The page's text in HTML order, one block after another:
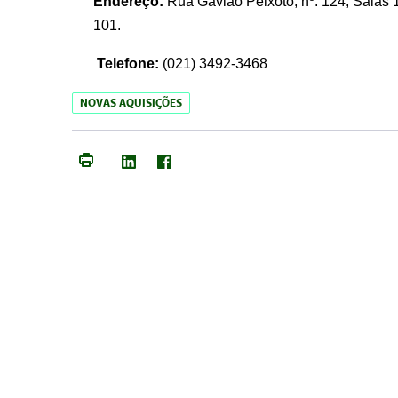
101.
Telefone: (021) 3492-3468
NOVAS AQUISIÇÕES